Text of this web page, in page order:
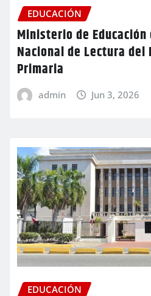
EDUCACIÓN
Ministerio de
Nacional de Lectura del
Primaria
admin Jun 3, 2026
EDUCACIÓN